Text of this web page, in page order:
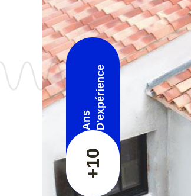
+10
Ans D'expérience